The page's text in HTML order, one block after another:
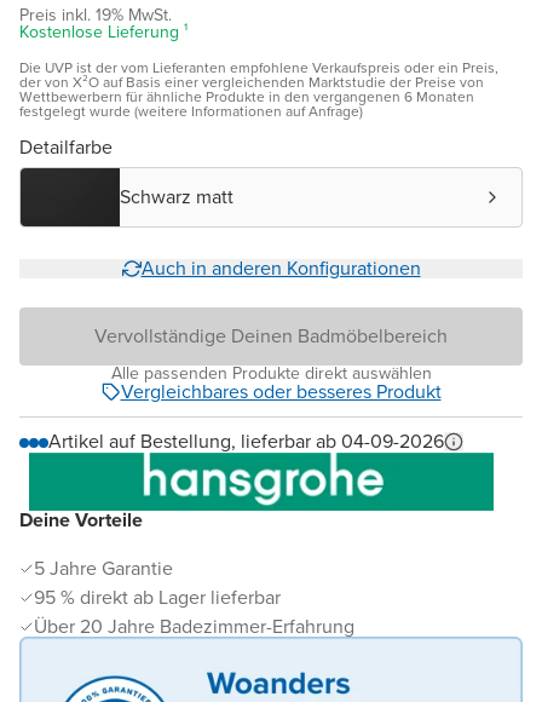
Deine Vorteile
5 Jahre Garantie
95 % direkt ab Lager lieferbar
Über 20 Jahre Badezimmer-Erfahrung
Preis inkl. 19% MwSt.
Kostenlose Lieferung ¹
Die UVP ist der vom Lieferanten empfohlene Verkaufspreis oder ein Preis,
der von X²O auf Basis einer vergleichenden Marktstudie der Preise von
Wettbewerbern für ähnliche Produkte in den vergangenen 6 Monaten
festgelegt wurde (weitere Informationen auf Anfrage)
Detailfarbe
Schwarz matt
Auch in anderen Konfigurationen
Vervollständige Deinen Badmöbelbereich
Alle passenden Produkte direkt auswählen
Vergleichbares oder besseres Produkt
Artikel auf Bestellung, lieferbar ab 04-09-2026